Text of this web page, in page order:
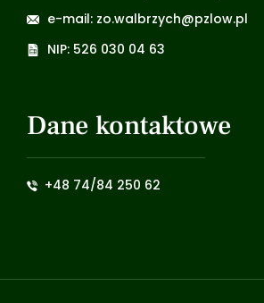
e-mail: zo.walbrzych@pzlow.pl
NIP: 526 030 04 63
Dane kontaktowe
+48 74/84 250 62